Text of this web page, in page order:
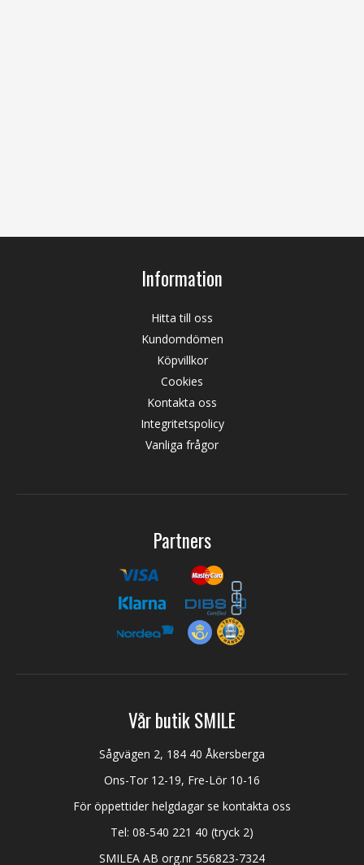
Information
Hitta till oss
Kundomdömen
Köpvillkor
Cookies
Kontakta oss
Integritetspolicy
Vanliga frågor
Partners
Vår butik SMILE
Sågvägen 2, 184 40 Åkersberga
Ons-Tor 12-19, Fre-Lör 10-16
För öppettider helgdagar se kontakta oss
Tel: 08-540 221 40 (tryck 2)
SMILEA AB org.nr 556823-7324